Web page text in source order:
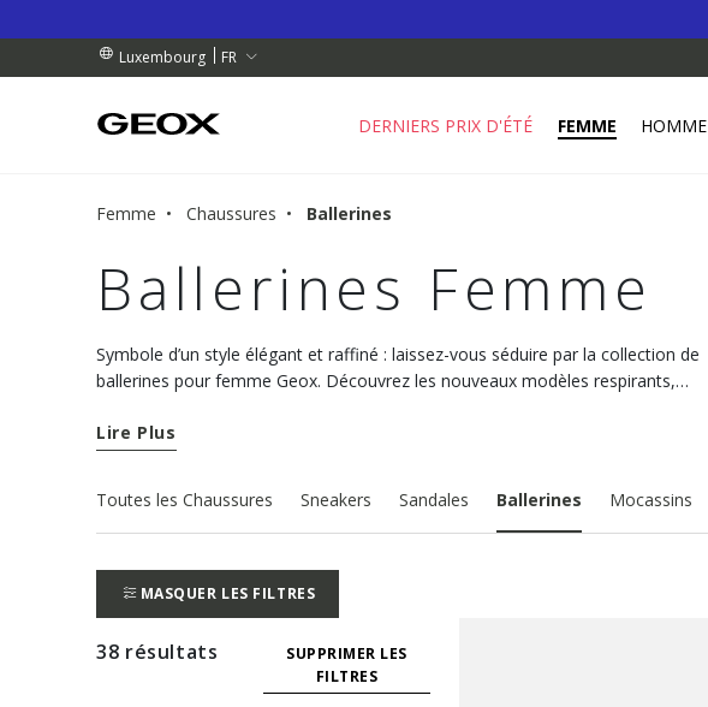
Luxembourg
FR
DE PLUS DE 99.00 €
PROCHE DE CHEZ VOUS.
DE PLUS DE 99.00 €
DERNIERS PRIX D'ÉTÉ FEMME HOMME
Femme Chaussures Ballerines
Ballerines Femme
Symbole d’un style élégant et raffiné : laissez-vous séduire par la collection de
ballerines pour femme Geox. Découvrez les nouveaux modèles respirants,
Lire Plus
Toutes les Chaussures Sneakers Sandales Ballerines Mocassins
MASQUER LES FILTRES
38 résultats
SUPPRIMER LES
FILTRES